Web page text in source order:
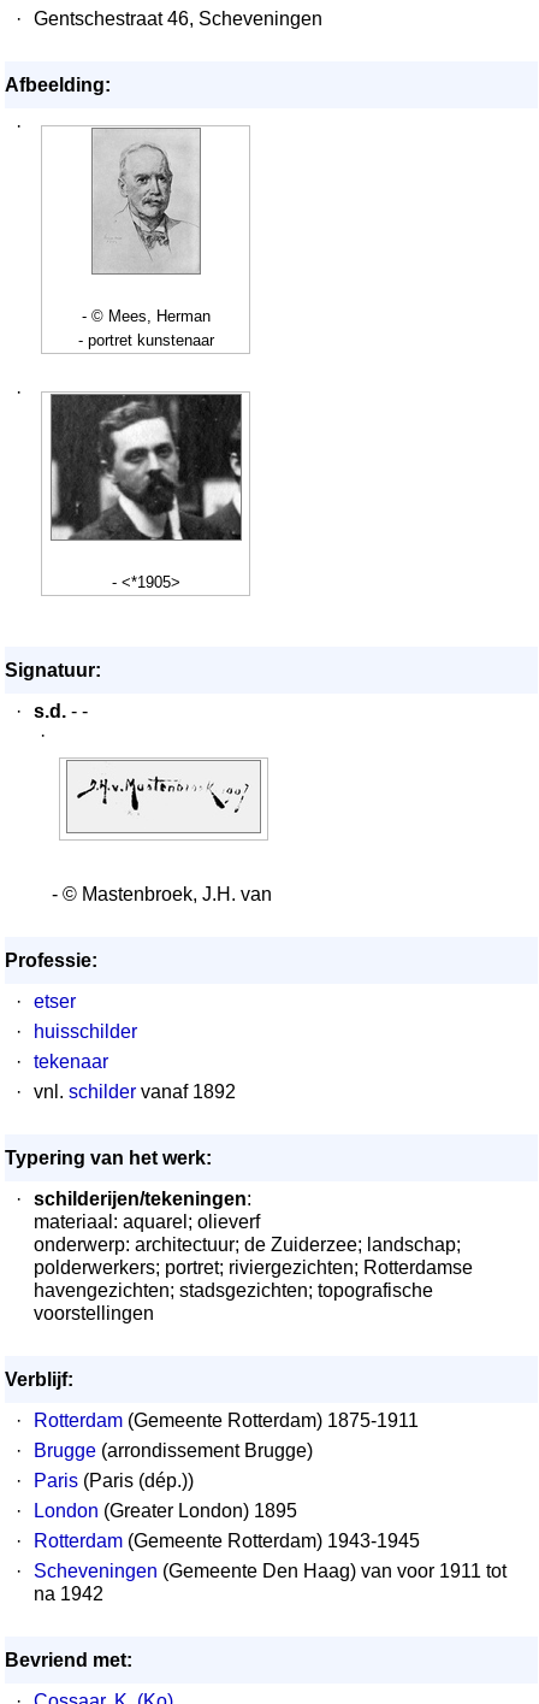
·
Gentschestraat 46, Scheveningen
Afbeelding:
·
- © Mees, Herman
- portret kunstenaar
·
- <*1905>
Signatuur:
·
s.d. - -
·
- © Mastenbroek, J.H. van
Professie:
·
etser
·
huisschilder
·
tekenaar
·
vnl. schilder vanaf 1892
Typering van het werk:
·
schilderijen/tekeningen:
materiaal: aquarel; olieverf
onderwerp: architectuur; de Zuiderzee; landschap;
polderwerkers; portret; riviergezichten; Rotterdamse
havengezichten; stadsgezichten; topografische
voorstellingen
Verblijf:
·
Rotterdam (Gemeente Rotterdam) 1875-1911
·
Brugge (arrondissement Brugge)
·
Paris (Paris (dép.))
·
London (Greater London) 1895
·
Rotterdam (Gemeente Rotterdam) 1943-1945
·
Scheveningen (Gemeente Den Haag) van voor 1911 tot
na 1942
Bevriend met: